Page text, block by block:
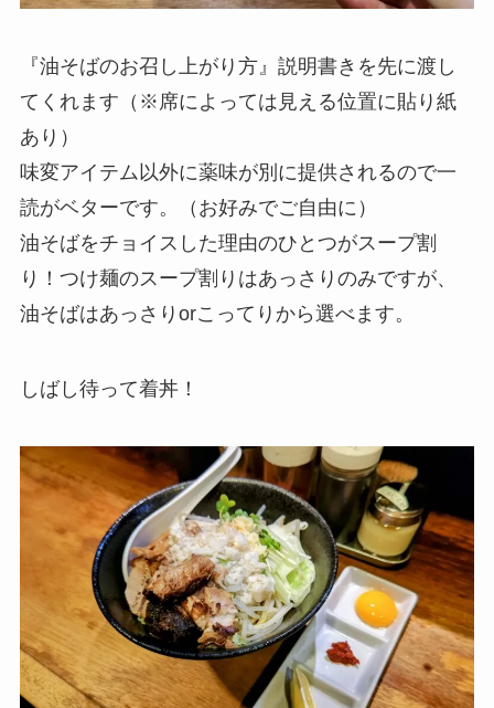
『油そばのお召し上がり方』説明書きを先に渡し
てくれます（※席によっては見える位置に貼り紙
あり）
味変アイテム以外に薬味が別に提供されるので一
読がベターです。（お好みでご自由に）
油そばをチョイスした理由のひとつがスープ割
り！つけ麺のスープ割りはあっさりのみですが、
油そばはあっさりorこってりから選べます。
しばし待って着丼！